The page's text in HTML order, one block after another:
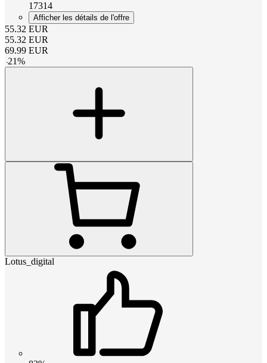
17314
Afficher les détails de l'offre
55.32 EUR
55.32 EUR
69.99 EUR
-21%
Lotus_digital